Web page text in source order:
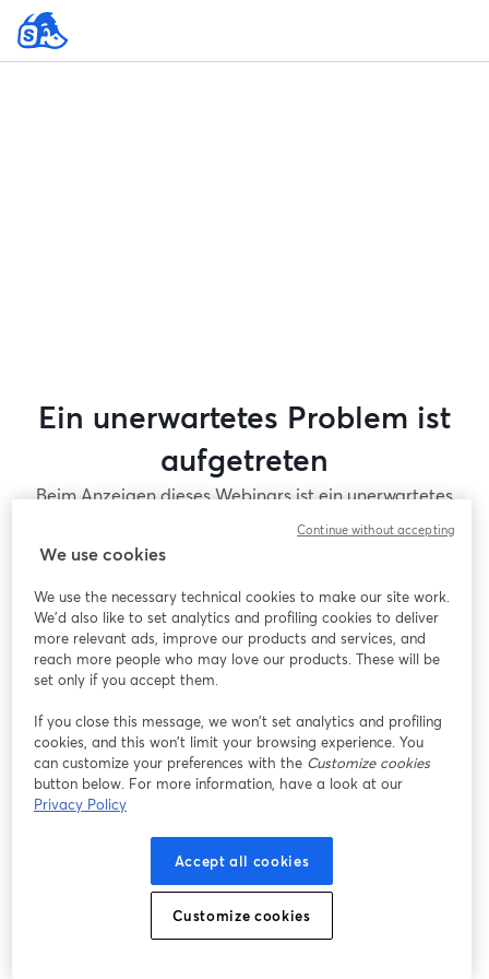
Ein unerwartetes Problem ist
aufgetreten
Beim Anzeigen dieses Webinars ist ein unerwartetes
Problem aufgetreten. Bitte versuchen Sie, die Seite
Gibt es Probleme?
wird in einem neuen Tab geöffnet
We use cookies
We use the necessary technical cookies to make our site work.
We'd also like to set analytics and profiling cookies to deliver
more relevant ads, improve our products and services, and
reach more people who may love our products. These will be
set only if you accept them.
If you close this message, we won’t set analytics and profiling
cookies, and this won’t limit your browsing experience. You
can customize your preferences with the Customize cookies
button below. For more information, have a look at our
Privacy Policy
Accept all cookies
Customize cookies
Continue without accepting